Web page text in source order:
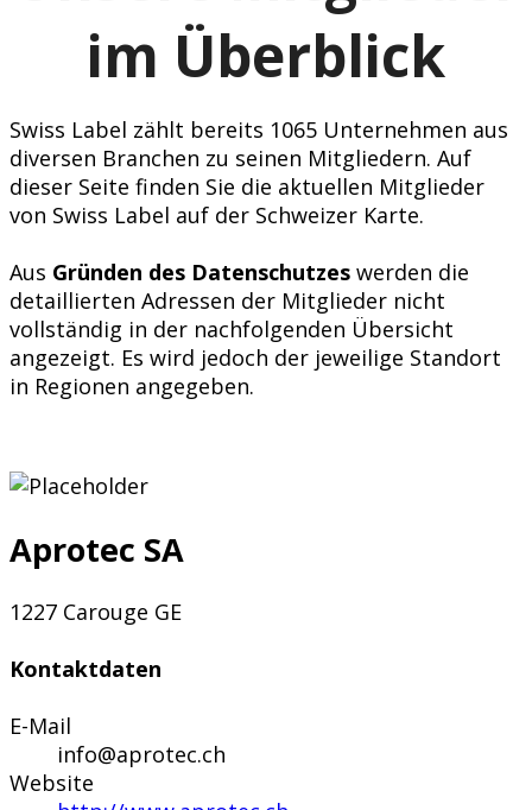
im Überblick
Swiss Label zählt bereits 1065 Unternehmen aus
diversen Branchen zu seinen Mitgliedern. Auf
dieser Seite finden Sie die aktuellen Mitglieder
von Swiss Label auf der Schweizer Karte.
Aus Gründen des Datenschutzes werden die
detaillierten Adressen der Mitglieder nicht
vollständig in der nachfolgenden Übersicht
angezeigt. Es wird jedoch der jeweilige Standort
in Regionen angegeben.
Aprotec SA
1227 Carouge GE
Kontaktdaten
E-Mail
info@aprotec.ch
Website